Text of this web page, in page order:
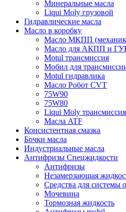
Минеральные масла
Liqui Moly грузовой
Гидравлические масла
Масло в коробку
Масло МКПП
Масло для АКПП и
Motul трансмиссия
Мобил для
Motul гидравлика
Масло Робот CVT
75W90
75W80
Liqui Moly трансмиссия
Масла ATF
Консистентная смазка
Бочки масла
Индустриальные масла
Антифризы Спецжидкости
Антифризы
Незамерзающая
Средства для системы
Мочевина
Тормозная жидкость